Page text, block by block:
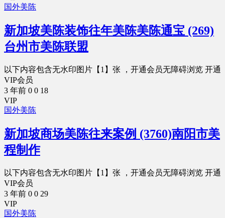
国外美陈
新加坡美陈装饰往年美陈美陈通宝 (269)
台州市美陈联盟
以下内容包含无水印图片【1】张 ，开通会员无障碍浏览 开通
VIP会员
3 年前 0 0 18
VIP
国外美陈
新加坡商场美陈往来案例 (3760)南阳市美
程制作
以下内容包含无水印图片【1】张 ，开通会员无障碍浏览 开通
VIP会员
3 年前 0 0 29
VIP
国外美陈